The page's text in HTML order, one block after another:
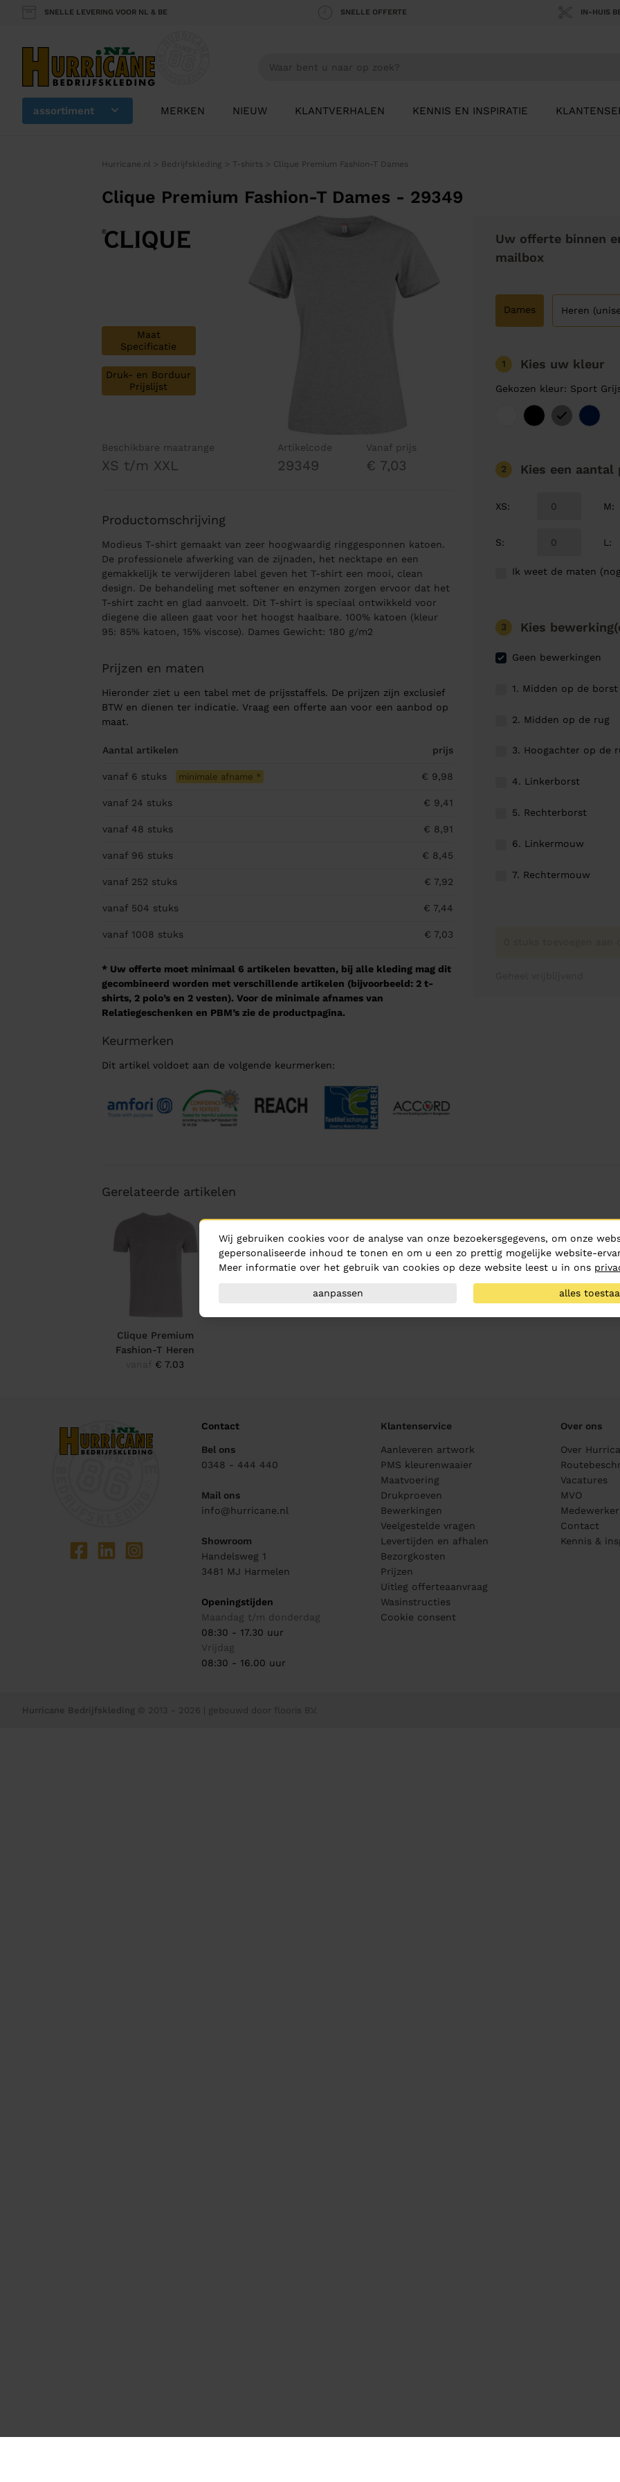
SNELLE LEVERING VOOR NL & BE SNELLE OFFERTE IN-HUIS
assortiment MERKEN NIEUW KLANTVERHALEN KENNIS EN INSPIRATIE
Hurricane.nl > Bedrijfskleding > T-shirts > Clique Premium Fashion-T Dames
Clique Premium Fashion-T Dames - 29349
Maat
Specificatie
Druk- en Borduur
Prijslijst
Beschikbare maatrange
XS t/m XXL
Artikelcode
29349
Vanaf prijs
€ 7,03
Productomschrijving
Modieus T-shirt gemaakt van zeer hoogwaardig ringgesponnen katoen.
De professionele afwerking van de zijnaden, het necktape en een
gemakkelijk te verwijderen label geven het T-shirt een mooi, clean
design. De behandeling met softener en enzymen zorgen ervoor dat het
T-shirt zacht en glad aanvoelt. Dit T-shirt is speciaal ontwikkeld voor
diegene die alleen gaat voor het hoogst haalbare. 100% katoen (kleur
95: 85% katoen, 15% viscose). Dames Gewicht: 180 g/m2
Prijzen en maten
Hieronder ziet u een tabel met de prijsstaffels. De prijzen zijn exclusief
BTW en dienen ter indicatie. Vraag een offerte aan voor een aanbod op
maat.
Aantal artikelen prijs
vanaf 6 stuks minimale afname * € 9,98
vanaf 24 stuks € 9,41
vanaf 48 stuks € 8,91
vanaf 96 stuks € 8,45
vanaf 252 stuks € 7,92
vanaf 504 stuks € 7,44
vanaf 1008 stuks € 7,03
* Uw offerte moet minimaal 6 artikelen bevatten, bij alle kleding mag dit
gecombineerd worden met verschillende artikelen (bijvoorbeeld: 2 t-
shirts, 2 polo’s en 2 vesten). Voor de minimale afnames van
Relatiegeschenken en PBM’s zie de productpagina.
Keurmerken
Dit artikel voldoet aan de volgende keurmerken:
Uw offerte binnen
mailbox
Dames Heren
1 Kies uw kleur
Gekozen kleur: Sport
2 Kies een aantal
XS:
S:
M:
L :
Ik weet de maten
3 Kies
Geen bewerkingen
1. Midden op de borst
2. Midden op de rug
3. Hoogachter op de
4. Linkerborst
5. Rechterborst
6. Linkermouw
7. Rechtermouw
Gerelateerde artikelen
Clique Premium
Fashion-T Heren
€ 7.03
Contact
Bel ons
0348 - 444 440
Mail ons
info@hurricane.nl
Showroom
Handelsweg 1
3481 MJ Harmelen
Openingstijden
Maandag t/m donderdag
08:30 - 17.30 uur
Vrijdag
08:30 - 16.00 uur
Klantenservice
Aanleveren artwork
PMS kleurenwaaier
Maatvoering
Drukproeven
Bewerkingen
Veelgestelde vragen
Levertijden en afhalen
Bezorgkosten
Prijzen
Uitleg offerteaanvraag
Wasinstructies
Cookie consent
Over ons
Over
Vacatures
MVO
Contact
Kennis &
Hurricane Bedrijfskleding © 2013 - 2026 | gebouwd door flooris B.V.
Wij gebruiken cookies voor de analyse van onze bezoekersgegevens, om onze
gepersonaliseerde inhoud te tonen en om u een zo prettig mogelijke website-
Meer informatie over het gebruik van cookies op deze website leest u in ons
aanpassen alles